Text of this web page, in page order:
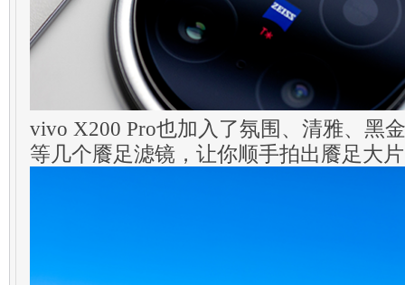
vivo X200 Pro也加入了氛围、清雅、黑
等几个餍足滤镜，让你顺手拍出餍足大